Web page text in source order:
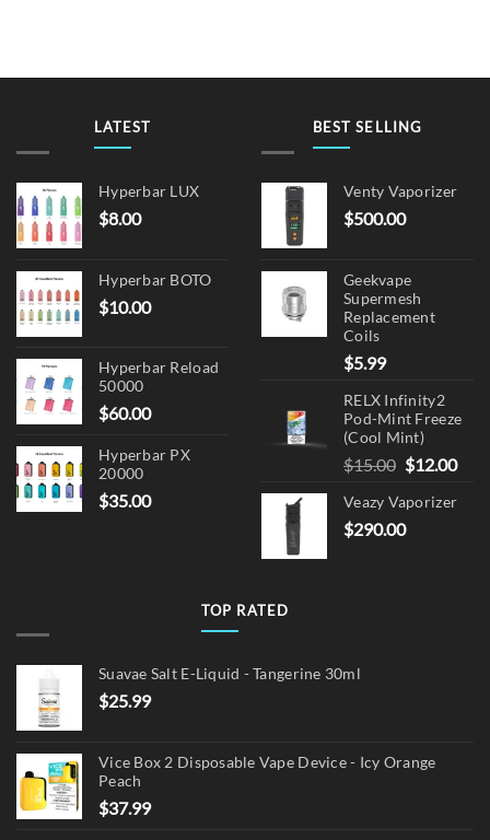
LATEST
Hyperbar LUX
$8.00
Hyperbar BOTO
$10.00
Hyperbar Reload
50000
$60.00
Hyperbar PX
20000
$35.00
BEST SELLING
Venty Vaporizer
$500.00
Geekvape
Supermesh
Replacement
Coils
$5.99
RELX Infinity2
Pod-Mint Freeze
(Cool Mint)
$15.00 Original
was:
$15.00.
$12.00
Veazy Vaporizer
$290.00
TOP RATED
Suavae Salt E-Liquid - Tangerine 30ml
$25.99
Vice Box 2 Disposable Vape Device - Icy Orange
Peach
$37.99